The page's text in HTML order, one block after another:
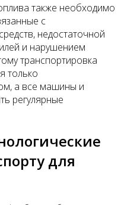
также необходимо
с
недостаточной
и нарушением
транспортировка
только
а все машины и
регулярные
для